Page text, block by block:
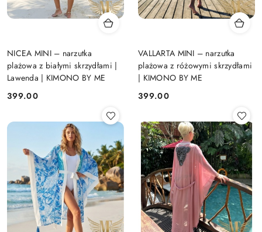
NICEA MINI – narzutka
plażowa z białymi skrzydłami |
Lawenda | KIMONO BY ME
Cena:
399.00
VALLARTA MINI – narzutka
plażowa z różowymi skrzydłami
| KIMONO BY ME
Cena:
399.00